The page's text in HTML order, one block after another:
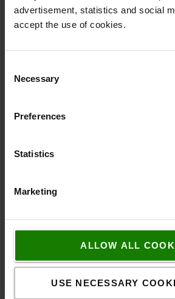
advertisement, statistics and social
accept the use of cookies.
Selection
Necessary
Preferences
Statistics
Marketing
ALLOW ALL
USE NECESSARY
holdbarheden og oppetiden.
Vi anvender genanvendt stål,